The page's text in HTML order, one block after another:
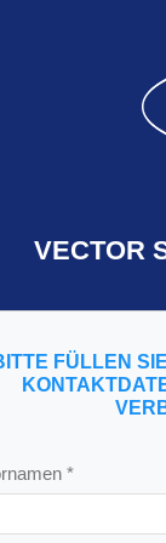
VECTOR
FÜLLEN
*